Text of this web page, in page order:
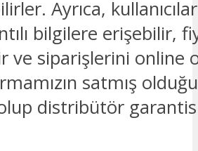
Ayrıca,
bilgilere erişebilir,
ve siparişlerini online
satmış
distribütör